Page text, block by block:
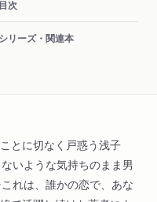
目次
シリーズ・関連本
とに切なく戸惑う浅子
ないような気持ちのまま男
れは、誰かの恋で、あな